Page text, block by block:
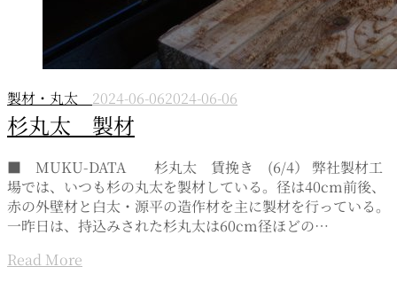
製材・丸太 2024-06-062024-06-06
杉丸太 製材
■ MUKU-DATA 杉丸太 賃挽き (6/4） 弊社製材工
場では、いつも杉の丸太を製材している。径は40cm前後、
赤の外壁材と白太・源平の造作材を主に製材を行っている。
一昨日は、持込みされた杉丸太は60cm径ほどの…
Read More